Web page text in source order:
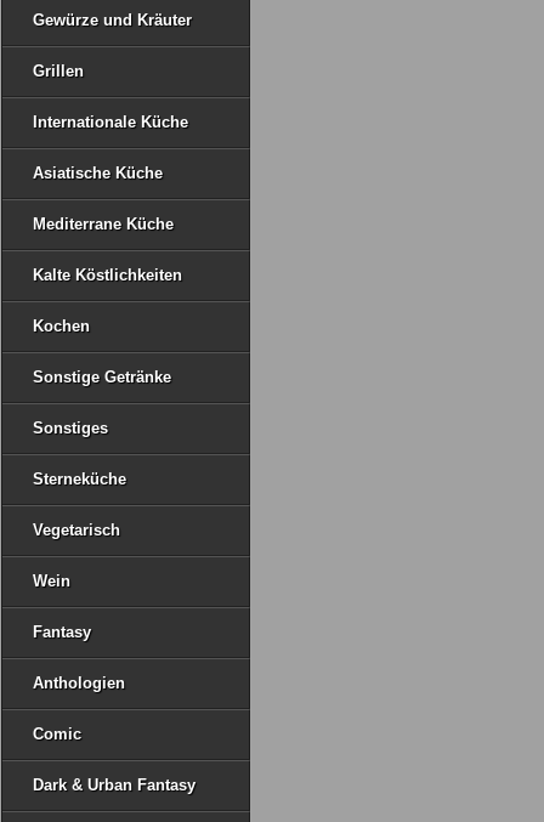
Gewürze und Kräuter
Grillen
Internationale Küche
Asiatische Küche
Mediterrane Küche
Kalte Köstlichkeiten
Kochen
Sonstige Getränke
Sonstiges
Sterneküche
Vegetarisch
Wein
Fantasy
Anthologien
Comic
Dark & Urban Fantasy